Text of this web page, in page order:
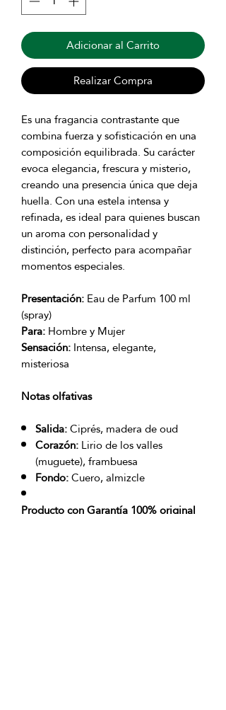
Adicionar al Carrito
Realizar Compra
Es una fragancia contrastante que
combina fuerza y sofisticación en una
composición equilibrada. Su carácter
evoca elegancia, frescura y misterio,
creando una presencia única que deja
huella. Con una estela intensa y
refinada, es ideal para quienes buscan
un aroma con personalidad y
distinción, perfecto para acompañar
momentos especiales.
Presentación:Eau de Parfum 100 ml
(spray)
Para:Hombre y Mujer
Sensación:Intensa, elegante,
misteriosa
Notas olfativas
Salida:Ciprés, madera de oud
Corazón:Lirio de los valles
(muguete), frambuesa
Fondo:Cuero, almizcle
Producto con Garantía 100% original